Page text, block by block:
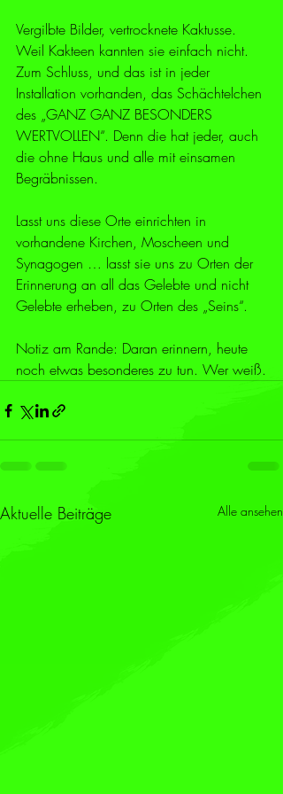
Vergilbte Bilder, vertrocknete Kaktusse.
Weil Kakteen kannten sie einfach nicht.
Zum Schluss, und das ist in jeder
Installation vorhanden, das Schächtelchen
des „GANZ GANZ BESONDERS
WERTVOLLEN“. Denn die hat jeder, auch
die ohne Haus und alle mit einsamen
Begräbnissen.
Lasst uns diese Orte einrichten in
vorhandene Kirchen, Moscheen und
Synagogen … lasst sie uns zu Orten der
Erinnerung an all das Gelebte und nicht
Gelebte erheben, zu Orten des „Seins“.
Notiz am Rande: Daran erinnern, heute
noch etwas besonderes zu tun. Wer weiß.
Aktuelle Beiträge Alle ansehen